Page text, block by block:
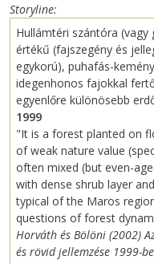
Storyline
Hullámtéri szántóra
értékű (fajszegény és
egykorú), puhafás-
idegenhonos fajokkal
egyenlőre különösebb
1999
"It is a forest planted on
of weak nature value
often mixed (but even-
with dense shrub layer
typical of the Maros
questions of forest
Horváth és Bölöni (2002)
és rövid jellemzése 1999-